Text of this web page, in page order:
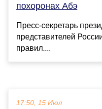
похоронах Абэ
Пресс-секретарь
представителей
правил....
17:50, 15 Июл